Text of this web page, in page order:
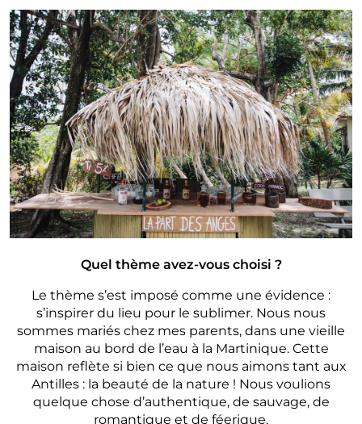
Quel thème avez-vous choisi ?
Le thème s’est imposé comme une évidence :
s’inspirer du lieu pour le sublimer. Nous nous
sommes mariés chez mes parents, dans une vieille
maison au bord de l’eau à la Martinique. Cette
maison reflète si bien ce que nous aimons tant aux
Antilles : la beauté de la nature ! Nous voulions
quelque chose d’authentique, de sauvage, de
romantique et de féerique.